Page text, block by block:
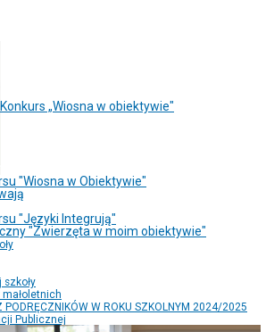
Konkurs „Wiosna w obiektywie"
"Wiosna w Obiektywie"
"Języki Integrują"
"Zwierzęta w moim obiektywie"
PODRĘCZNIKÓW W ROKU SZKOLNYM 2024/2025
Publicznej